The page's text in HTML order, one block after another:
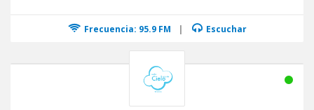
Frecuencia: 95.9 FM | Escuchar